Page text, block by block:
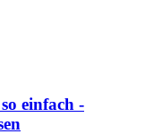
einfach -